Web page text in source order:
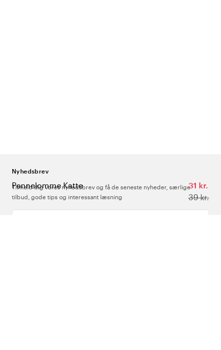
Pennelomme Katte
31 kr.
39 kr.
Nyhedsbrev
Tilmeld dig vores nyhedsbrev og få de seneste nyheder, særlige
tilbud, gode tips og interessant læsning
Indtast din e-mailadresse